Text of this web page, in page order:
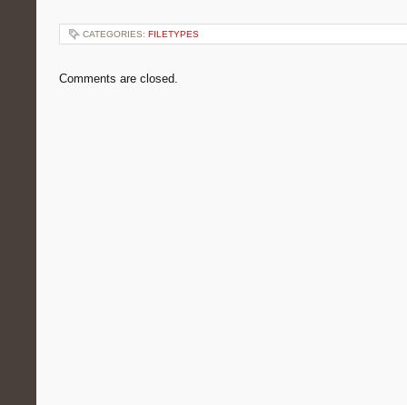
CATEGORIES: FILETYPES
Comments are closed.